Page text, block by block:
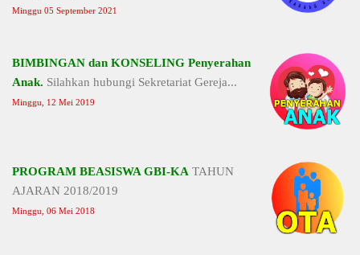
Minggu 05 September 2021
BIMBINGAN dan KONSELING Penyerahan
Anak. Silahkan hubungi Sekretariat Gereja...
Minggu, 12 Mei 2019
PROGRAM BEASISWA GBI-KA TAHUN
AJARAN 2018/2019
Minggu, 06 Mei 2018